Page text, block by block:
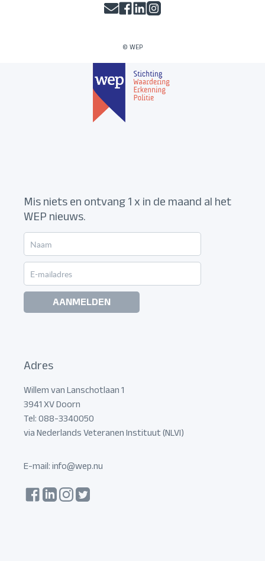
© WEP
Mis niets en ontvang 1 x in de maand al het
WEP nieuws.
AANMELDEN
Adres
Willem van Lanschotlaan 1
3941 XV Doorn
Tel: 088-3340050
via Nederlands Veteranen Instituut (NLVI)
E-mail:info@wep.nu